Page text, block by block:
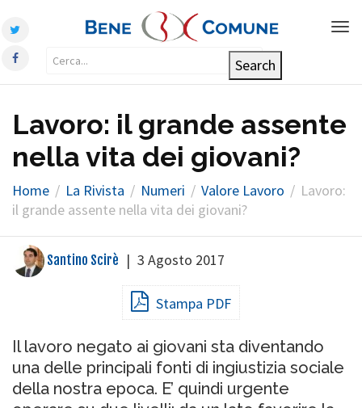
Lavoro: il grande assente
nella vita dei giovani?
Home La Rivista Numeri Valore Lavoro
Lavoro:
il grande assente nella vita dei giovani?
Santino Scirè | 3 Agosto 2017
Stampa PDF
Il lavoro negato ai giovani sta diventando
una delle principali fonti di ingiustizia sociale
della nostra epoca. E’ quindi urgente